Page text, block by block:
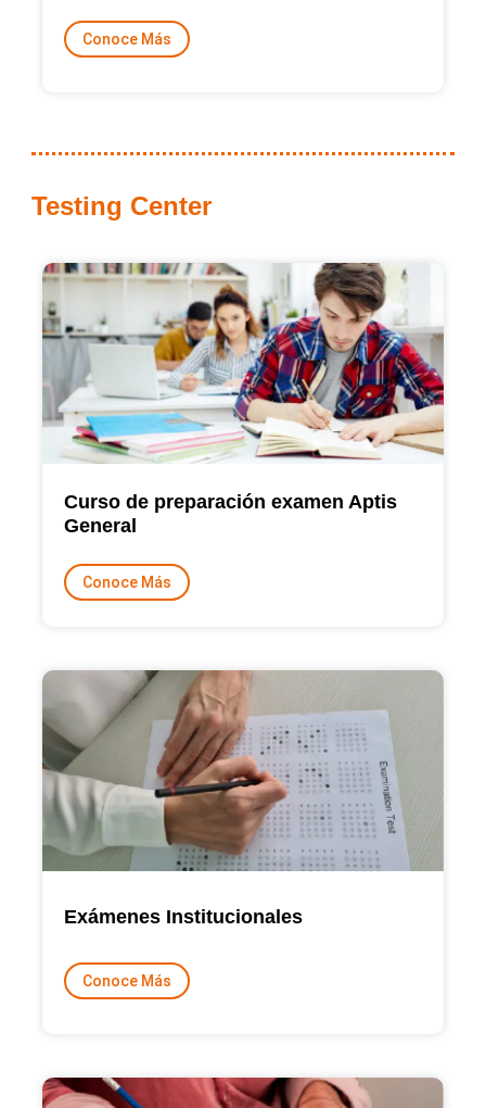
Conoce Más
Testing Center
Curso de preparación examen Aptis
General
Conoce Más
Exámenes Institucionales
Conoce Más